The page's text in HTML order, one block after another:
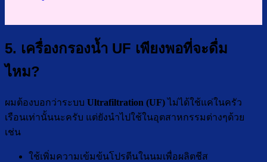
5. เครื่องกรองน้ำ UF เพียงพอที่จะดื่ม
ไหม?
ผมต้องบอกว่าระบบ Ultrafiltration (UF)ไม่ได้ใช้แค่ในครัว
เรือนเท่านั้นนะครับ แต่ยังนำไปใช้ในอุตสาหกรรมต่างๆด้วย
เช่น
ใช้เพิ่มความเข้มข้นโปรตีนในนมเพื่อผลิตชีส